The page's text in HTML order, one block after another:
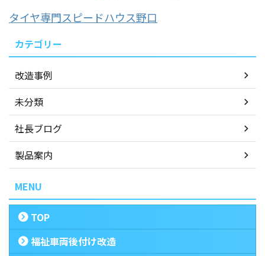
タイヤ専門スピードハウス野口
カテゴリー
改造事例
未分類
社長ブログ
製品案内
MENU
TOP
福祉車両後付け改造